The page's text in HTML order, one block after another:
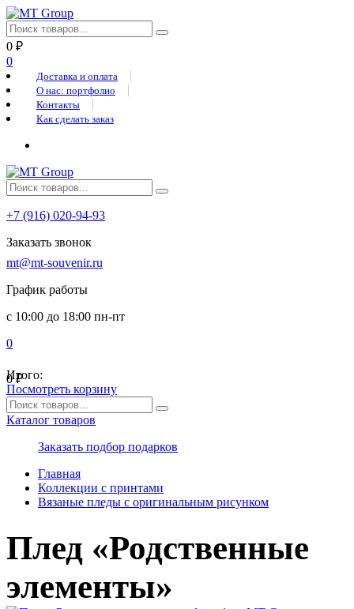
0 ₽
0
Доставка и оплата
О нас: портфолио
Контакты
Как сделать заказ
+7 (916) 020-94-93
Заказать звонок
mt@mt-souvenir.ru
График работы
с 10:00 до 18:00 пн-пт
0
0₽
Итого:
Посмотреть корзину
Каталог товаров
Заказать подбор подарков
Главная
Коллекции с принтами
Вязаные пледы с оригинальным рисунком
Плед «Родственные
элементы»